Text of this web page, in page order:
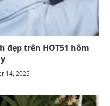
đẹp trên HOT51 hôm
14, 2025